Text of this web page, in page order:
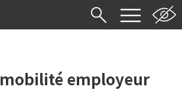
employeur